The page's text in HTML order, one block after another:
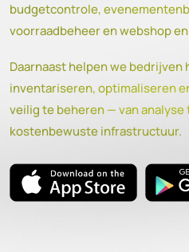
budgetcontrole,
voorraadbeheer en webshop
Daarnaast helpen we bedrijven
inventariseren, optimaliseren
veilig te beheren — van
kostenbewuste infrastructuur.